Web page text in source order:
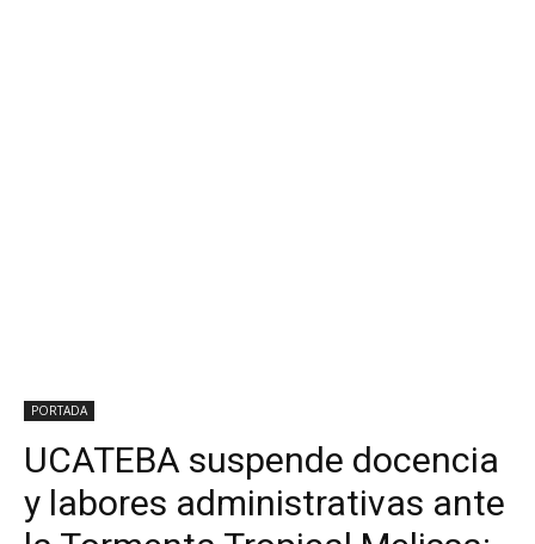
PORTADA
UCATEBA suspende docencia
y labores administrativas ante